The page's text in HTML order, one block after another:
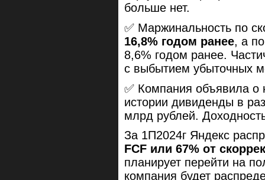
больше нет.
✅ Маржинальность по
16,8% годом ранее, а
8,6% годом ранее.
с выбытием убыточных
✅ Компания объявила о
истории дивиденды в
млрд рублей.
За 1П2024г Яндекс
FCF или 67% от
планирует перейти на
компания будет